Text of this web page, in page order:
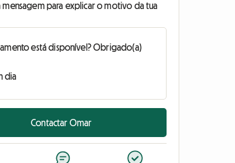
mensagem para explicar o motivo da tua
Contactar Omar